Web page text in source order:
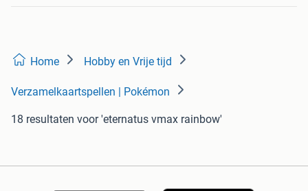
Home Hobby en Vrije tijd
Verzamelkaartspellen | Pokémon
18 resultaten voor 'eternatus vmax rainbow'